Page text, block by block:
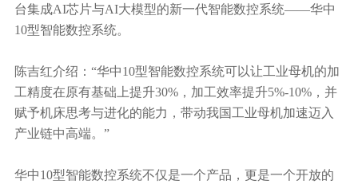
台集成AI芯片与AI大模型的新一代智能数控系统——华中
10型智能数控系统。
陈吉红介绍：“华中10型智能数控系统可以让工业母机的加
工精度在原有基础上提升30%，加工效率提升5%-10%，并
赋予机床思考与进化的能力，带动我国工业母机加速迈入
产业链中高端。”
华中10型智能数控系统不仅是一个产品，更是一个开放的